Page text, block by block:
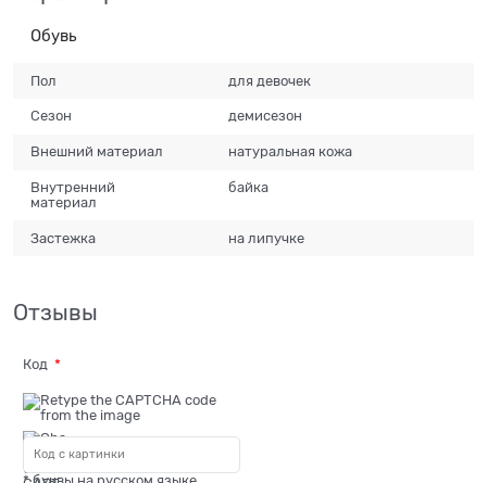
Обувь
Пол для девочек
Сезон демисезон
Внешний материал натуральная кожа
Внутренний
материал
байка
Застежка на липучке
Отзывы
Код